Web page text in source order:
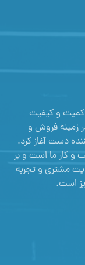
و کیفیت
زمینه فروش و
دست آغاز کرد.
و کار ما است و بر
مشتری و تجربه
است.